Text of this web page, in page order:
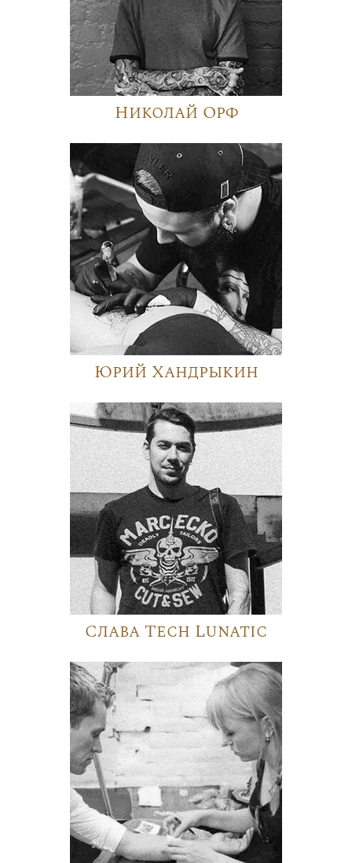
Николай Орф
Юрий Хандрыкин
Слава Tech Lunatic